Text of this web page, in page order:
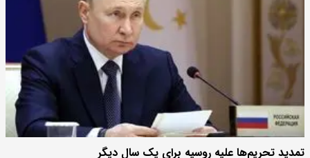
تمدید تحریم‌ها علیه روسیه برای یک سال دیگر